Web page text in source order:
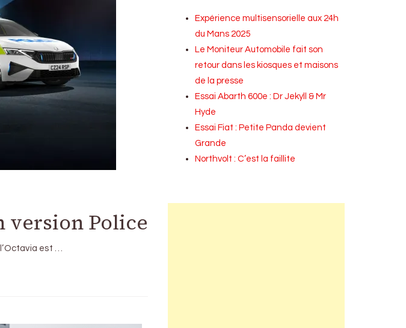
version Police
est …
Expérience multisensorielle aux 24h
du Mans 2025
Le Moniteur Automobile fait son
retour dans les kiosques et maisons
de la presse
Essai Abarth 600e : Dr Jekyll & Mr
Hyde
Essai Fiat : Petite Panda devient
Grande
Northvolt : C’est la faillite